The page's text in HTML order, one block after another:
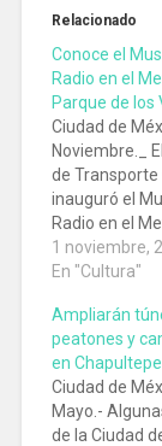
Relacionado
Conoce el
Radio en el
Parque de los
Ciudad de
Noviembre._
de Transporte
inauguró el
Radio en el
Parque de los
Venados de la
homenaje a
de
“siempre ha
a la
nacional, a
nuestra
1 noviembre,
En "Cultura"
Ampliarán
peatones y
en
Ciudad de
Mayo.-
de la Ciudad